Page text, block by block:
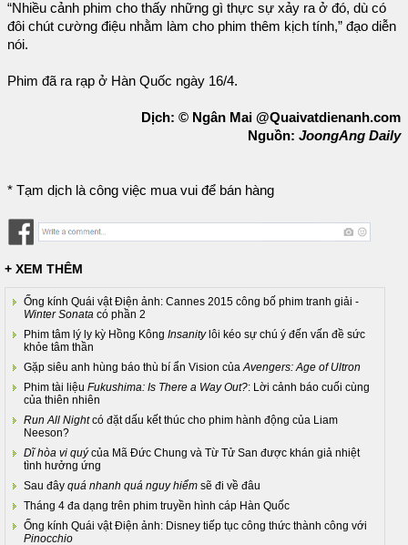
“Nhiều cảnh phim cho thấy những gì thực sự xảy ra ở đó, dù có
đôi chút cường điệu nhằm làm cho phim thêm kịch tính,” đạo diễn
nói.
Phim đã ra rạp ở Hàn Quốc ngày 16/4.
Dịch: © Ngân Mai @Quaivatdienanh.com
Nguồn: JoongAng Daily
* Tạm dịch là công việc mua vui để bán hàng
+ XEM THÊM
Ống kính Quái vật Điện ảnh: Cannes 2015 công bố phim tranh giải -
Winter Sonata có phần 2
Phim tâm lý ly kỳ Hồng Kông Insanitylôi kéo sự chú ý đến vấn đề sức
khỏe tâm thần
Gặp siêu anh hùng báo thù bí ẩn Vision của Avengers: Age of Ultron
Phim tài liệu Fukushima: Is There a Way Out?: Lời cảnh báo cuối cùng
của thiên nhiên
Run All Nightcó đặt dấu kết thúc cho phim hành động của Liam
Neeson?
Dĩ hòa vi quýcủa Mã Đức Chung và Từ Tử San được khán giả nhiệt
tình hưởng ứng
Sau đây quá nhanh quá nguy hiểm sẽ đi về đâu
Tháng 4 đa dạng trên phim truyền hình cáp Hàn Quốc
Ống kính Quái vật Điện ảnh: Disney tiếp tục công thức thành công với
Pinocchio